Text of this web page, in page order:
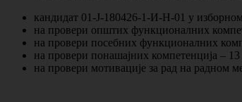
кандидат 01-Ј-180426-1-И-Н-01 у
на провери општих функционалних
на провери посебних функционалних
на провери понашајних компетенција – 13
на провери мотивације за рад на радном